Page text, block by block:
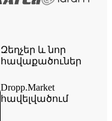
Զեղչեր և նոր
հավաքածուներ
Dropp.Market
հավելվածում